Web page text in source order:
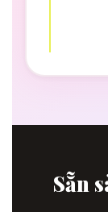
Sẵn